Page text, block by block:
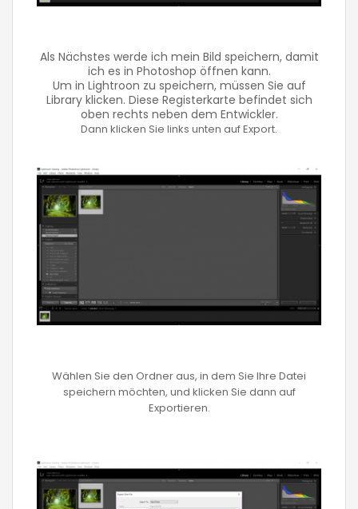
Als Nächstes werde ich mein Bild speichern, damit
ich es in Photoshop öffnen kann.
Um in Lightroon zu speichern, müssen Sie auf
Library klicken. Diese Registerkarte befindet sich
oben rechts neben dem Entwickler.
Dann klicken Sie links unten auf Export.
Wählen Sie den Ordner aus, in dem Sie Ihre Datei
speichern möchten, und klicken Sie dann auf
Exportieren.